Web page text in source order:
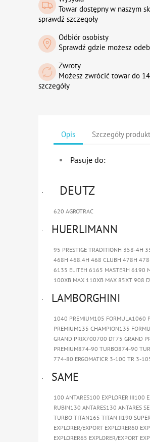
Towar dostępny w naszym
sprawdź szczegoły
Odbiór osobisty
Sprawdź gdzie możesz
Zwroty
Możesz zwrócić towar do
szczegóły
Opis Szczegóły
Pasuje do:
· DEUTZ
620 AGROTRAC
· HUERLIMANN
95 PRESTIGE TRADITIONH 358-4H
468H 468.4H 468 CLUBH 478H
6135 ELITEH 6165 MASTERH 6190
100XB MAX 110XB MAX 85XT 908
· LAMBORGHINI
1040 PREMIUM105 FORMULA1060
PREMIUM135 CHAMPION135
GRAND PRIX700700 DT75 GRAND
PREMIUM874-90 TURBO874-90
774-80 ERGOMATICR 3-100 TR 3-
· SAME
100 ANTARES100 EXPLORER III100
RUBIN130 ANTARES130 ANTARES
TURBO TITAN165 TITAN II190
EXPLORER/EXPORT EXPLORER60
EXPLORER65 EXPLORER/EXPORT